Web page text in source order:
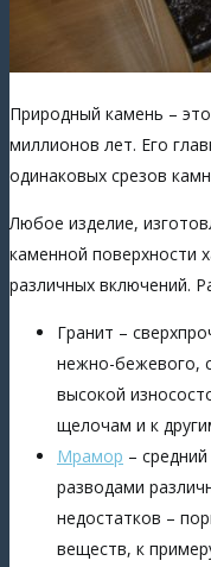
Природный камень –
миллионов лет. Его
одинаковых срезов
Любое изделие,
каменной поверхности
различных включений.
Гранит –
нежно-бежевого,
высокой
щелочам и к
Мрамор –
разводами
недостатков –
веществ, к